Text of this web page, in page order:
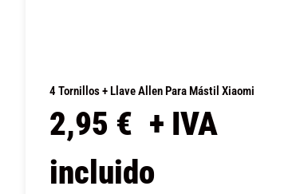
4 Tornillos + Llave Allen Para Mástil Xiaomi
2,95 € + IVA
incluido